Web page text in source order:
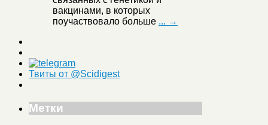
вакцинами, в которых
поучаствовало больше ... →
Твиты от @Scidigest
Метки